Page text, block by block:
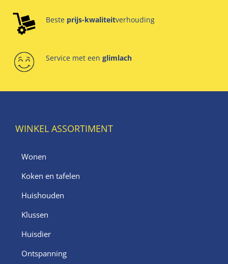
Beste prijs-kwaliteitverhouding
Service met een glimlach
WINKEL ASSORTIMENT
Wonen
Koken en tafelen
Huishouden
Klussen
Huisdier
Ontspanning